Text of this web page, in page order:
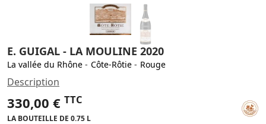
E. GUIGAL - LA MOULINE 2020
La vallée du Rhône - Côte-Rôtie - Rouge
Description
330,00 € TTC
LA BOUTEILLE DE 0.75 L